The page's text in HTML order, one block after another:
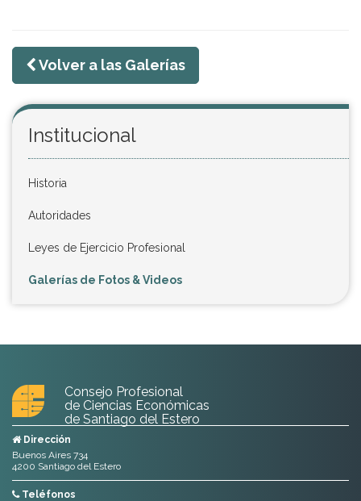
Volver a las Galerías
Institucional
Historia
Autoridades
Leyes de Ejercicio Profesional
Galerías de Fotos & Videos
Consejo Profesional
de Ciencias Económicas
de Santiago del Estero
Dirección
Buenos Aires 734
4200 Santiago del Estero
Teléfonos